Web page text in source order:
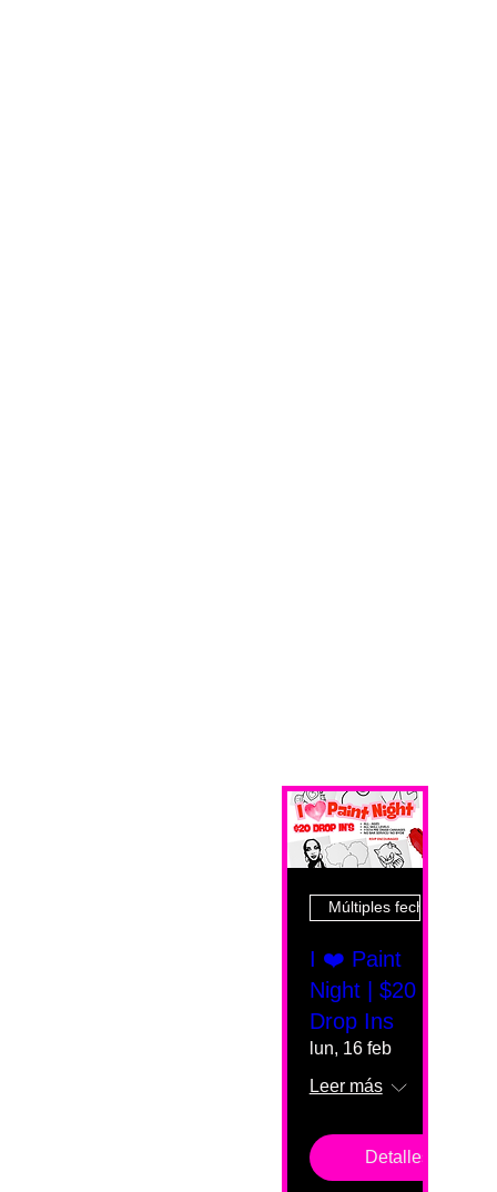
Múltiples fechas
I ❤️ Paint
Night | $20
Drop Ins
lun, 16 feb
Leer más
Detalles